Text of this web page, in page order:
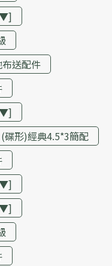
送配件
(碟形)經典4.5*3簡配